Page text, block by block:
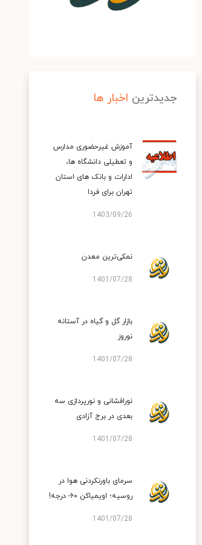
جدیدترین اخبار ها
آموزش غیرحضوری مدارس
و تعطیلی دانشگاه‌ ها،
ادارات و بانک‌ های استان
تهران برای فردا
1403/09/26
نمکی‌ترین معدن
1401/07/28
بازار گل و گیاه در آستانه
نوروز
1401/07/28
نورافشانی و نورپردازی سه
بعدی در برج آزادی
1401/07/28
سرمای باورنکردنی هوا در
روسیه؛ اویمیاکن ۶۰- درجه!
1401/07/28